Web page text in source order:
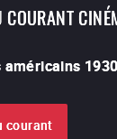
COURANT
américains
courant